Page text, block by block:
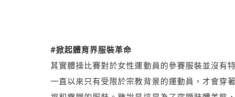
#掀起體育界服裝革命
其實體操比賽對於女性運動員的參賽服裝並沒有
一直以來只有受限於宗教背景的運動員，才會穿